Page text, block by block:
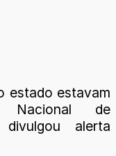
estado estavam
Nacional de
alerta